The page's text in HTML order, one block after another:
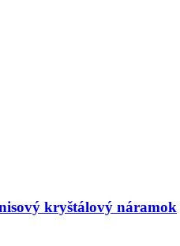
kryštálový náramok